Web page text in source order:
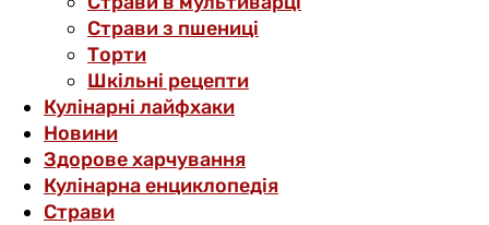
Страви з пшениці
Торти
Шкільні рецепти
Кулінарні лайфхаки
Новини
Здорове харчування
Кулінарна енциклопедія
Страви